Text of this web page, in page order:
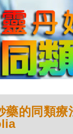
藥的同類